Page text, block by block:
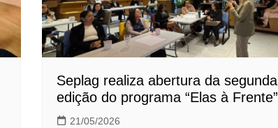
Seplag realiza abertura da segunda
edição do programa “Elas à Frente”
21/05/2026